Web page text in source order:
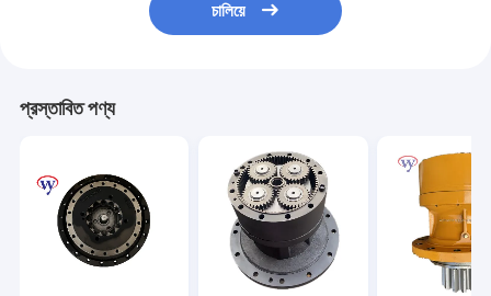
চালিয়ে
প্রস্তাবিত পণ্য